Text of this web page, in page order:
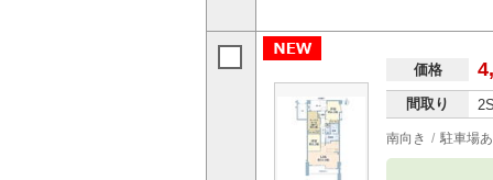
価格
間取り
南向き 駐車場